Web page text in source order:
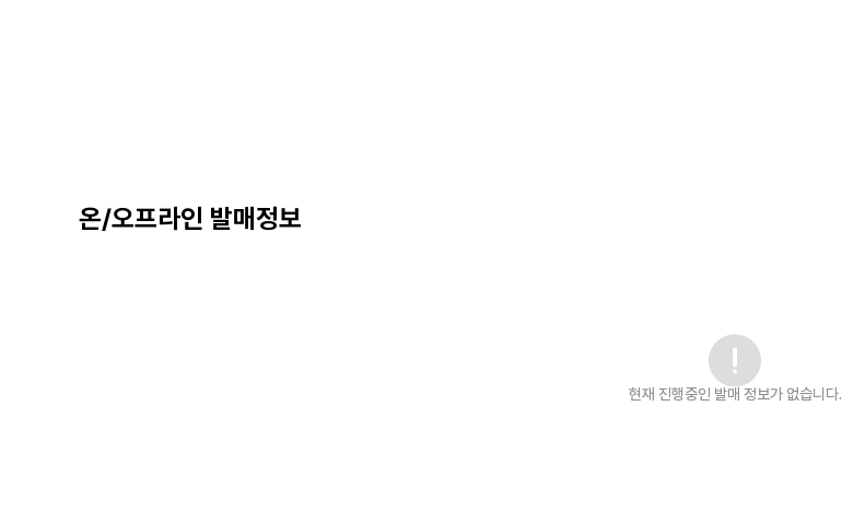
온/오프라인 발매정보
현재 진행중인 발매 정보가 없습니다.